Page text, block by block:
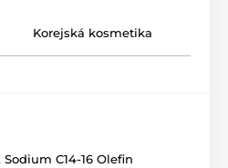
Korejská kosmetika
C14-16 Olefin